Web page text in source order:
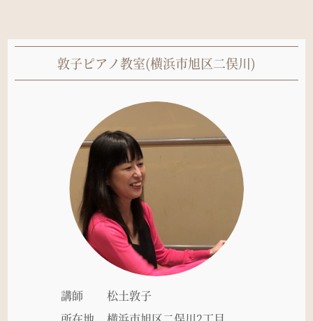
敦子ピアノ教室(横浜市旭区二俣川)
講師
松土敦子